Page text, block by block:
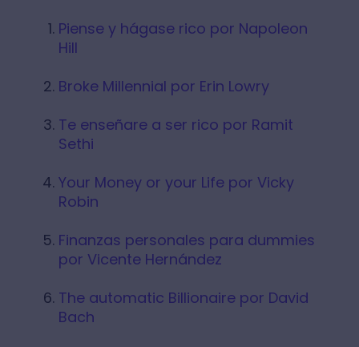
Piense y hágase rico por Napoleon
Hill
Broke Millennial por Erin Lowry
Te enseñare a ser rico por Ramit
Sethi
Your Money or your Life por Vicky
Robin
Finanzas personales para dummies
por Vicente Hernández
The automatic Billionaire por David
Bach